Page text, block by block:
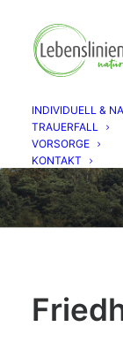
INDIVIDUELL &
TRAUERFALL
VORSORGE
KONTAKT